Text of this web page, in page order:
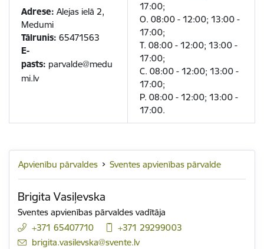
Adrese: Alejas ielā 2,
Medumi
Tālrunis: 65471563
E-
pasts: parvalde@medu
mi.lv
17:00;
O. 08:00 - 12:00; 13:00 -
17:00;
T. 08:00 - 12:00; 13:00 -
17:00;
C. 08:00 - 12:00; 13:00 -
17:00;
P. 08:00 - 12:00; 13:00 -
17:00.
Apvienību pārvaldes Sventes apvienības pārvalde
Brigita Vasiļevska
Sventes apvienības pārvaldes vadītāja
+371 65407710
+371 29299003
E-pasts:
brigita.vasilevska@svente.lv